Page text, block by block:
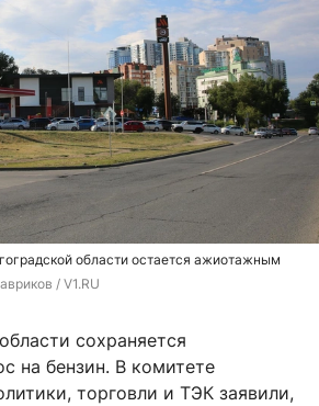
области остается ажиотажным
/ V1.RU
сохраняется
на бензин. В комитете
торговли и ТЭК заявили,